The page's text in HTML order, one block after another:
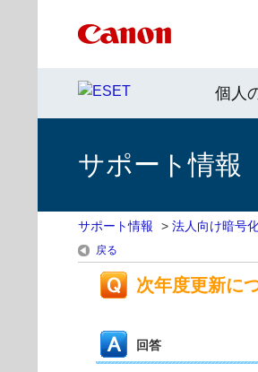
個人
サポート情報
サポート情報 > 法人向け暗号
戻る
次年度更新に
回答